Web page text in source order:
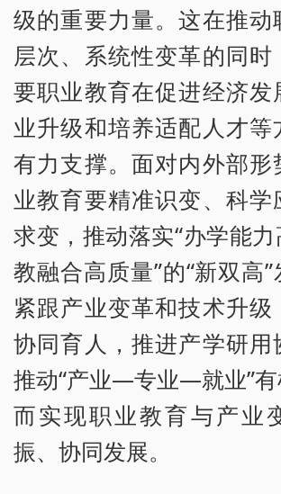
级的重要力量。这在推动
层次、系统性变革的同时
要职业教育在促进经济发
业升级和培养适配人才等
有力支撑。面对内外部形
业教育要精准识变、科学
求变，推动落实“办学能
教融合高质量”的“新双高”
紧跟产业变革和技术升级
协同育人，推进产学研用
推动“产业—专业—就业”有
而实现职业教育与产业
振、协同发展。